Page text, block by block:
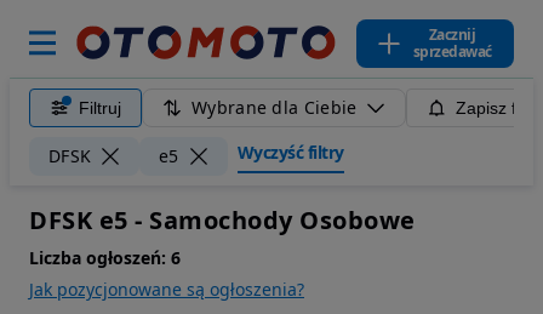
Zacznij
sprzedawać
Filtruj Wybrane dla Ciebie Zapisz
DFSK e5 Wyczyść filtry
DFSK e5 - Samochody Osobowe
Liczba ogłoszeń: 6
Jak pozycjonowane są ogłoszenia?